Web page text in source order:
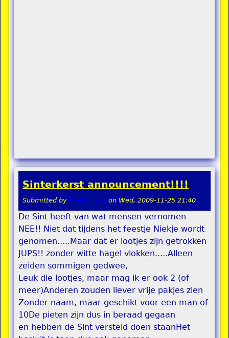
Sinterkerst announcement!!!!
Submitted by Sinterklaas on Wed, 2009-11-25 21:40
De Sint heeft van wat mensen vernomen
NEE!! Niet dat tijdens het feestje Niekje wordt
genomen.....Maar dat er lootjes zijn getrokken
JUPS!! zonder witte hagel vlokken.....Alleen
zeiden sommigen gedwee,
Leuk die lootjes, maar mag ik er ook 2 (of
meer)Anderen zouden liever vrije pakjes zien
Zonder naam, maar geschikt voor een man of
10De pieten zijn dus in beraad gegaan
en hebben de Sint versteld doen staanHet